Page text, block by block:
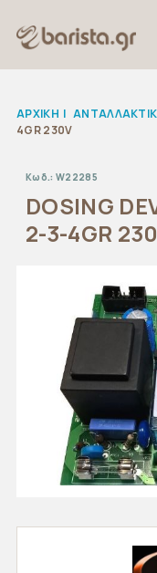
ΑΡΧΙΚΉ |
4GR 230V
Κωδ.: W22285
DOSING
2-3-4GR